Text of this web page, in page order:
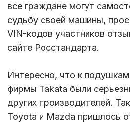
все граждане могут
судьбу своей машины,
VIN-кодов участников
сайте Росстандарта.
Интересно, что к
фирмы Takata были
других производителей.
Toyota и Mazda пришлось